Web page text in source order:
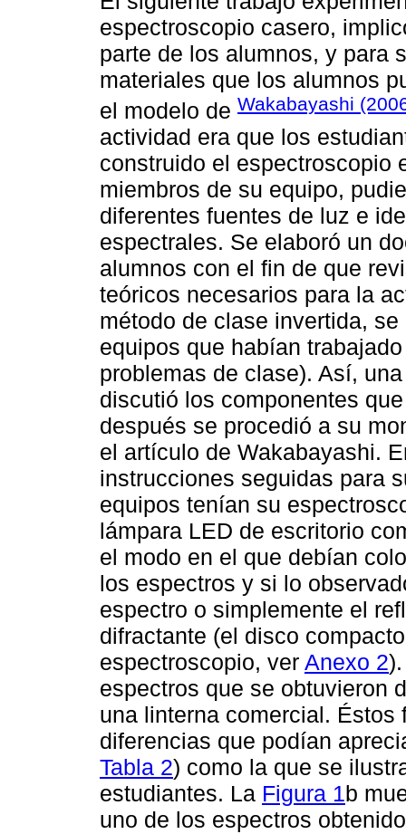
espectroscopio casero,
parte de los alumnos, y para
materiales que los alumnos
el modelo de Wakabayashi
actividad era que los
construido el espectroscopio
miembros de su equipo,
diferentes fuentes de luz e
espectrales. Se elaboró un
alumnos con el fin de que
teóricos necesarios para la
método de clase invertida,
equipos que habían
problemas de clase). Así,
discutió los componentes
después se procedió a su
el artículo de Wakabayashi.
instrucciones seguidas para
equipos tenían su
lámpara LED de escritorio
el modo en el que debían
los espectros y si lo
espectro o simplemente el
difractante (el disco
espectroscopio, ver Anexo 2
espectros que se obtuvieron
una linterna comercial.
diferencias que podían
Tabla 2) como la que se
estudiantes. La Figura 1b
uno de los espectros